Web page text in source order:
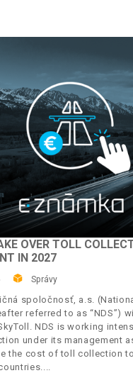
OVER TOLL
IN 2027
Správy
spoločnosť, a.s.
referred to as “NDS”)
NDS is working
under its management
the cost of toll collection